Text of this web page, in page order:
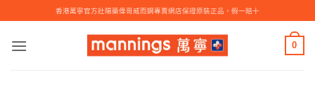
to
content
香港萬寧官方壯陽藥偉哥威而鋼專賣網店保證原裝正品，假一賠十
0